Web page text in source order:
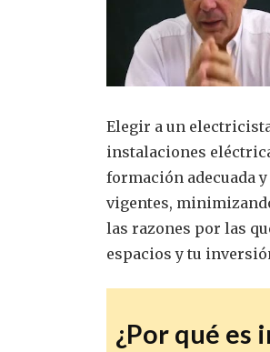
Elegir a un
instalaciones
formación adecuada
vigentes,
las razones por las
espacios y tu
¿Por qué